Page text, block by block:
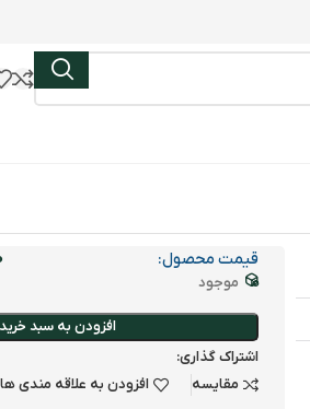
قیمت محصول:
موجود
افزودن به سبد خرید
اشتراک گذاری:
مقایسه
افزودن به علاقه مندی ها